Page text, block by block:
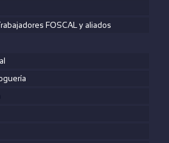
FOSCAL y aliados